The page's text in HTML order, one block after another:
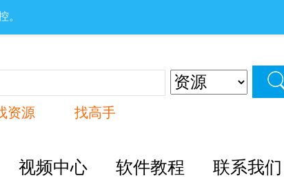
。
资源 找高手
视频中心 软件教程 联系我们